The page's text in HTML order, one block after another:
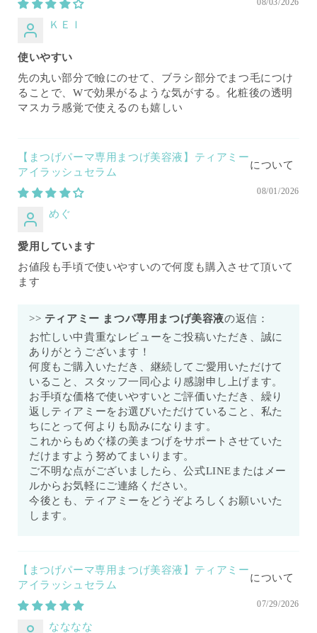
08/03/2026
ＫＥＩ
使いやすい
先の丸い部分で瞼にのせて、ブラシ部分でまつ毛につけ
ることで、Wで効果がるような気がする。化粧後の透明
マスカラ感覚で使えるのも嬉しい
【まつげパーマ専用まつげ美容液】ティアミー
アイラッシュセラム
08/01/2026
めぐ
愛用しています
お値段も手頃で使いやすいので何度も購入させて頂いて
ます
>> ティアミー まつパ専用まつげ美容液の返信：
お忙しい中貴重なレビューをご投稿いただき、誠に
ありがとうございます！
何度もご購入いただき、継続してご愛用いただけて
いること、スタッフ一同心より感謝申し上げます。
お手頃な価格で使いやすいとご評価いただき、繰り
返しティアミーをお選びいただけていること、私た
ちにとって何よりも励みになります。
これからもめぐ様の美まつげをサポートさせていた
だけますよう努めてまいります。
ご不明な点がございましたら、公式LINEまたはメー
ルからお気軽にご連絡ください。
今後とも、ティアミーをどうぞよろしくお願いいた
します。
【まつげパーマ専用まつげ美容液】ティアミー
アイラッシュセラム
07/29/2026
なななな